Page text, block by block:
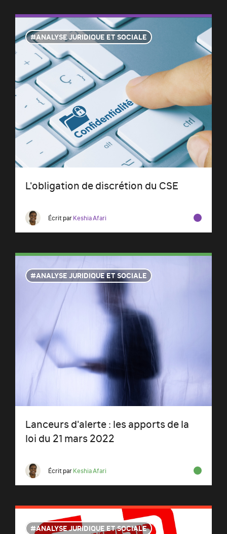
ANALYSE JURIDIQUE ET SOCIALE
L'obligation de discrétion du CSE
Écrit parKeshia Afari
ANALYSE JURIDIQUE ET SOCIALE
Lanceurs d'alerte : les apports de la
loi du 21 mars 2022
Écrit parKeshia Afari
ANALYSE JURIDIQUE ET SOCIALE